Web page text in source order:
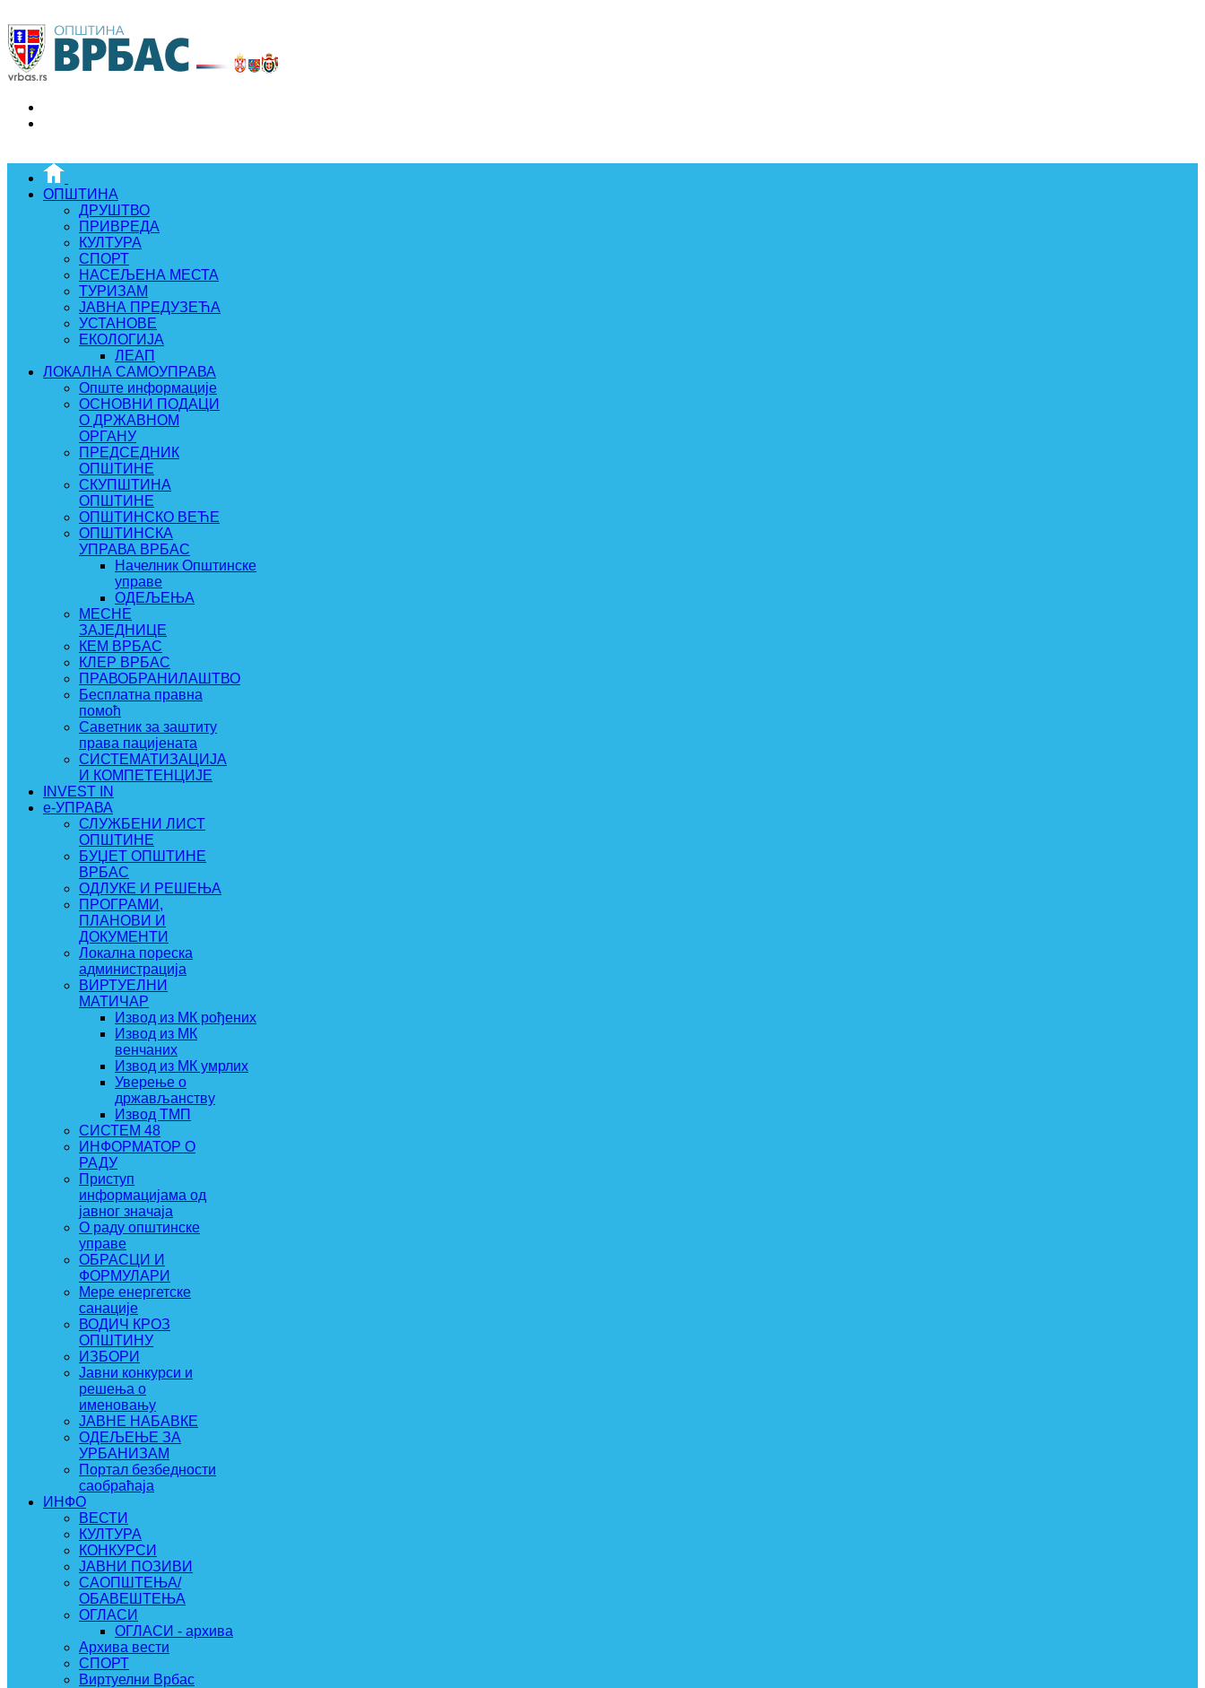
ОПШТИНА
ДРУШТВО
ПРИВРЕДА
КУЛТУРА
СПОРТ
НАСЕЉЕНА МЕСТА
ТУРИЗАМ
ЈАВНА ПРЕДУЗЕЋА
УСТАНОВЕ
ЕКОЛОГИЈА
ЛЕАП
ЛОКАЛНА САМОУПРАВА
Опште информације
ОСНОВНИ ПОДАЦИ
О ДРЖАВНОМ
ОРГАНУ
ПРЕДСЕДНИК
ОПШТИНЕ
СКУПШТИНА
ОПШТИНЕ
ОПШТИНСКО ВЕЋЕ
ОПШТИНСКА
УПРАВА ВРБАС
Начелник Општинске
управе
ОДЕЉЕЊА
МЕСНЕ
ЗАЈЕДНИЦЕ
КЕМ ВРБАС
КЛЕР ВРБАС
ПРАВОБРАНИЛАШТВО
Бесплатна правна
помоћ
Саветник за заштиту
права пацијената
СИСТЕМАТИЗАЦИЈА
И КОМПЕТЕНЦИЈЕ
INVEST IN
e-УПРАВА
СЛУЖБЕНИ ЛИСТ
ОПШТИНЕ
БУЏЕТ ОПШТИНЕ
ВРБАС
ОДЛУКЕ И РЕШЕЊА
ПРОГРАМИ,
ПЛАНОВИ И
ДОКУМЕНТИ
Локална пореска
администрација
ВИРТУЕЛНИ
МАТИЧАР
Извод из МК рођених
Извод из МК
венчаних
Извод из МК умрлих
Уверење о
држављанству
Извод ТМП
СИСТЕМ 48
ИНФОРМАТОР О
РАДУ
Приступ
информацијама од
јавног значаја
О раду општинске
управе
ОБРАСЦИ И
ФОРМУЛАРИ
Мере енергетске
санације
ВОДИЧ КРОЗ
ОПШТИНУ
ИЗБОРИ
Јавни конкурси и
решења о
именовању
ЈАВНЕ НАБАВКЕ
ОДЕЉЕЊЕ ЗА
УРБАНИЗАМ
Портал безбедности
саобраћаја
ИНФО
ВЕСТИ
КУЛТУРА
КОНКУРСИ
ЈАВНИ ПОЗИВИ
САОПШТЕЊА/
ОБАВЕШТЕЊА
ОГЛАСИ
ОГЛАСИ - архива
Архива вести
СПОРТ
Виртуелни Врбас